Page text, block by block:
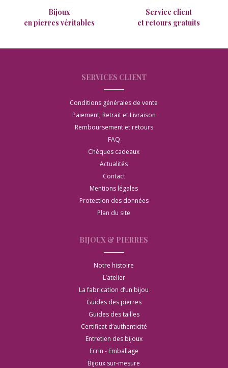
Bijoux
en pierres véritables
Service client
et retours gratuits
SERVICES CLIENT
Conditions générales de vente
Paiement, Retrait et Livraison
Remboursement et retours
FAQ
Chèques cadeaux
Actualités
Contact
Mentions légales
Protection des données
Plan du site
BIJOUX & PIERRES
Notre histoire
L’atelier
La fabrication d’un bijou
Guides des pierres
Guides des tailles
Certificat d’authenticité
Entretien des bijoux
Ecrin - Emballage
Bijoux sur-mesure